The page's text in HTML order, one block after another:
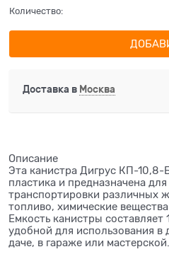
Количество:
Доставка в Москва
Описание
Эта канистра Дигрус КП-10,8-
пластика и предназначена
транспортировки различных
топливо, химические
Емкость канистры составляет
удобной для использования в
даче, в гараже или мастерской.